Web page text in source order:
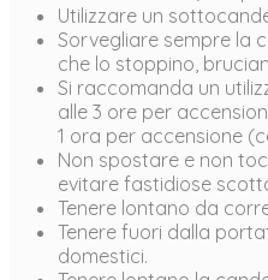
Utilizzare un
Sorvegliare sempre la
che lo stoppino,
Si raccomanda un
alle 3 ore per
1 ora per accensione
Non spostare e non
evitare fastidiose
Tenere lontano da
Tenere fuori dalla
domestici.